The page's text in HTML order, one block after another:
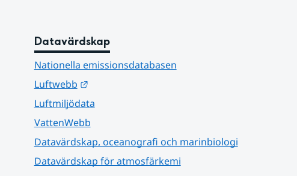
Datavärdskap
Nationella emissionsdatabasen
Luftwebb
Länk till annan webbplats.
Luftmiljödata
VattenWebb
Datavärdskap, oceanografi och marinbiologi
Datavärdskap för atmosfärkemi